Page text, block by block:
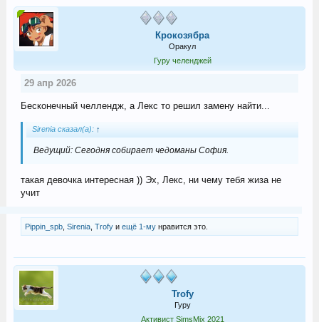
Крокозябра
Оракул
Гуру челенджей
29 апр 2026
Бесконечный челлендж, а Лекс то решил замену найти...
Sirenia сказал(а): ↑
Ведущий: Сегодня собирает чедоманы София.
такая девочка интересная )) Эх, Лекс, ни чему тебя жиза не
учит
Pippin_spb, Sirenia, Trofyи ещё 1-мунравится это.
Trofy
Гуру
Активист SimsMix 2021